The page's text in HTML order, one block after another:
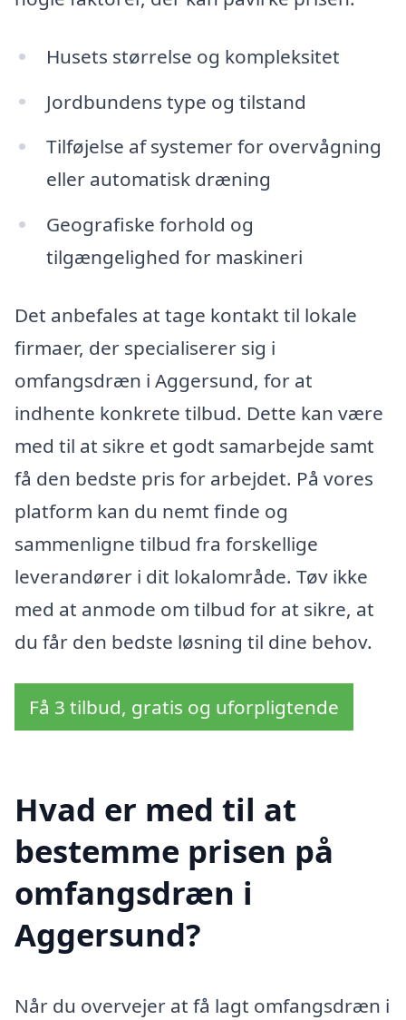
Husets størrelse og kompleksitet
Jordbundens type og tilstand
Tilføjelse af systemer for overvågning
eller automatisk dræning
Geografiske forhold og
tilgængelighed for maskineri
Det anbefales at tage kontakt til lokale
firmaer, der specialiserer sig i
omfangsdræn i Aggersund, for at
indhente konkrete tilbud. Dette kan være
med til at sikre et godt samarbejde samt
få den bedste pris for arbejdet. På vores
platform kan du nemt finde og
sammenligne tilbud fra forskellige
leverandører i dit lokalområde. Tøv ikke
med at anmode om tilbud for at sikre, at
du får den bedste løsning til dine behov.
Få 3 tilbud, gratis og uforpligtende
Hvad er med til at
bestemme prisen på
omfangsdræn i
Aggersund?
Når du overvejer at få lagt omfangsdræn i